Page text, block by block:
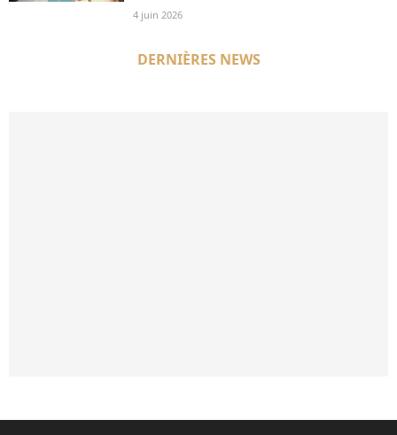
4 juin 2026
DERNIÈRES NEWS